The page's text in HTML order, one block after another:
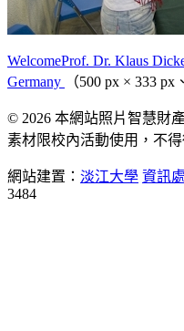
WelcomeProf. Dr. Klaus
Germany
（500 px × 333 px
© 2026 本網站照片智慧財
素材限校內活動使用，不得
網站建置： 淡江大學 資訊處
3484